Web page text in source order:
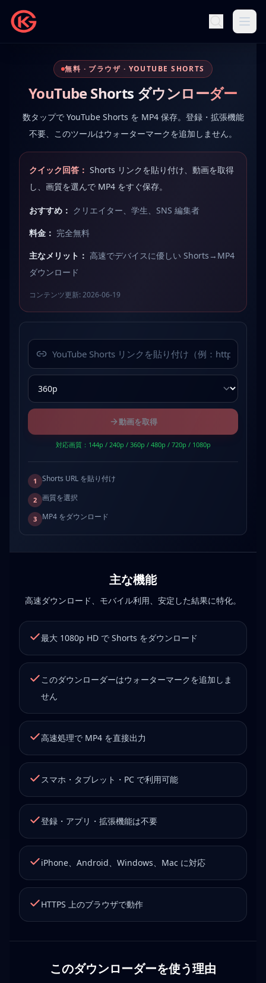
無料 · ブラウザ · YOUTUBE SHORTS
YouTube Shorts ダウンローダー
数タップで YouTube Shorts を MP4 保存。登録・拡張機能
不要、このツールはウォーターマークを追加しません。
クイック回答： Shorts リンクを貼り付け、動画を取得
し、画質を選んで MP4 をすぐ保存。
おすすめ： クリエイター、学生、SNS 編集者
料金： 完全無料
主なメリット： 高速でデバイスに優しい Shorts→MP4
ダウンロード
コンテンツ更新: 2026-06-19
YouTube Shorts URL
動画を取得
対応画質：144p / 240p / 360p / 480p / 720p / 1080p
1 Shorts URL を貼り付け
2 画質を選択
3 MP4 をダウンロード
主な機能
高速ダウンロード、モバイル利用、安定した結果に特化。
最大 1080p HD で Shorts をダウンロード
このダウンローダーはウォーターマークを追加しま
せん
高速処理で MP4 を直接出力
スマホ・タブレット・PC で利用可能
登録・アプリ・拡張機能は不要
iPhone、Android、Windows、Mac に対応
HTTPS 上のブラウザで動作
このダウンローダーを使う理由